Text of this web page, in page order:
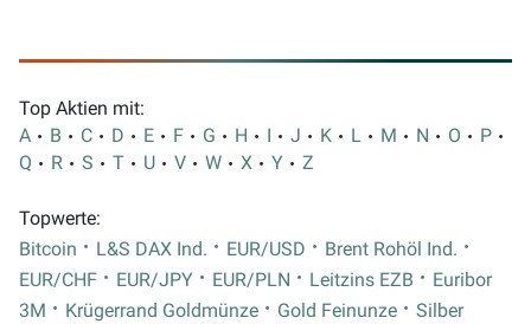
Top Aktien mit:
A
B C D E F G H I J K L M N O
P
Q
R S T U V W X Y Z
Topwerte:
Bitcoin
L&S DAX Ind. EUR/USD
Brent Rohöl Ind.
EUR/CHF
EUR/JPY EUR/PLN Leitzins EZB
Euribor
3M
Krügerrand Goldmünze Gold Feinunze Silber